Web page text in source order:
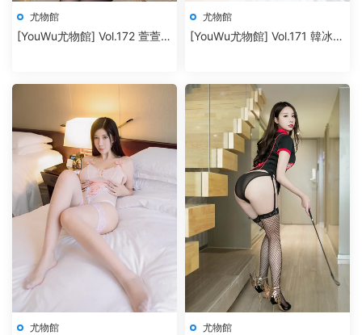
尤物館
[YouWu尤物館] Vol.172 萱萱
尤物館
[YouWu尤物館] Vol.171 韓冰冰
尤物館 尤物館